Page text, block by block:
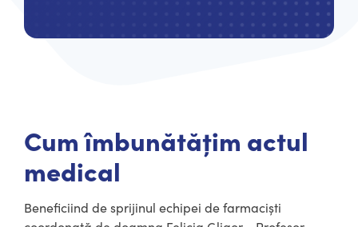
Cum îmbunătățim actul
medical
Beneficiind de sprijinul echipei de farmaciști